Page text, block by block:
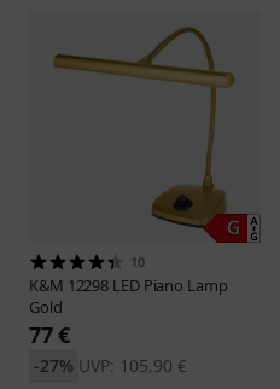
10
K&M 12298 LED Piano Lamp
Gold
77 €
UVP: 105,90 €
-27%